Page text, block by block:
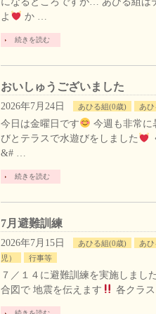
よ
か …
続きを読む
おいしゅうございました
2026年7月24日 あひる組(0歳) あ
今日は金曜日です
今週も非常に
びとテラスで水遊びをしました
&# …
続きを読む
7月避難訓練
2026年7月15日 あひる組(0歳)
あ
児）
行事等
７／１４に避難訓練を実施しまし
合図で 地震を伝えます
各クラ